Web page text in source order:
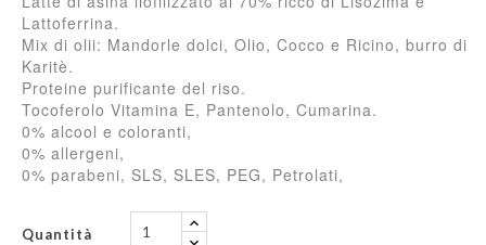
Lattoferrina.
Mix di olii: Mandorle dolci, Olio, Cocco e Ricino, burro di
Karitè.
Proteine purificante del riso.
Tocoferolo Vitamina E, Pantenolo, Cumarina.
0% alcool e coloranti,
0% allergeni,
0% parabeni, SLS, SLES, PEG, Petrolati,
Quantità